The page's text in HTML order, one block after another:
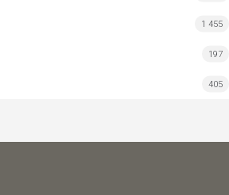
1 455
197
405